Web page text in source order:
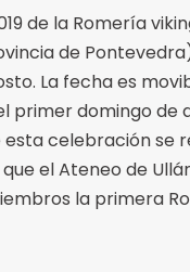
de la Romería
de
La fecha es
primer domingo de
esta celebración se
que el Ateneo de
la primera